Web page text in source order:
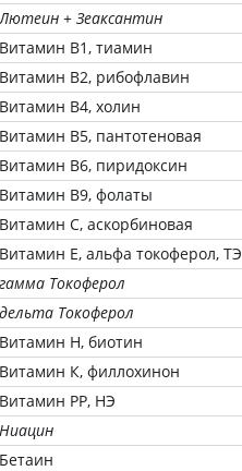
Лютеин + Зеаксантин
Витамин В1, тиамин
Витамин В2, рибофлавин
Витамин В4, холин
Витамин В5, пантотеновая
Витамин В6, пиридоксин
Витамин В9, фолаты
Витамин C, аскорбиновая
Витамин Е, альфа токоферол, ТЭ
гамма Токоферол
дельта Токоферол
Витамин Н, биотин
Витамин К, филлохинон
Витамин РР, НЭ
Ниацин
Бетаин